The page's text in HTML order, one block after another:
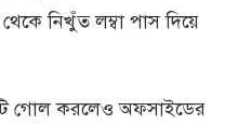
নিখুঁত লম্বা পাস দিয়ে
গোল করলেও অফসাইডের